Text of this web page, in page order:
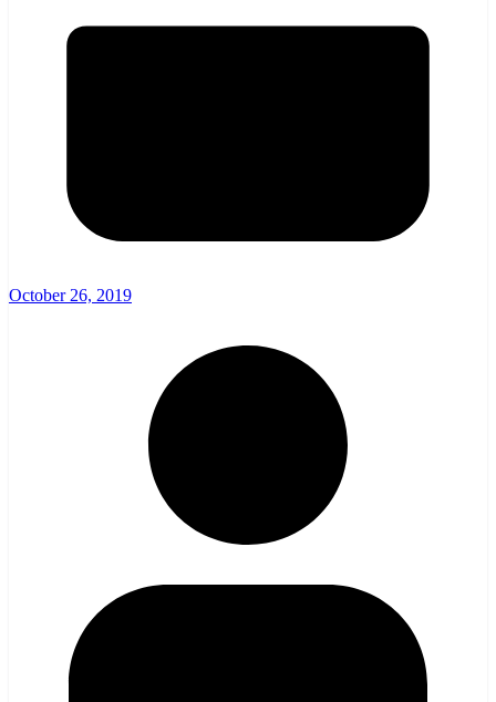
October 26, 2019